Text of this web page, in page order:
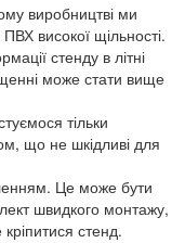
виробництві ми
високої щільності.
стенду в літні
може стати вище
тільки
що не шкідливі для
Це може бути
швидкого монтажу,
кріпитися стенд.